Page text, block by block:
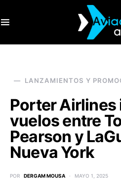
LANZAMIENTOS Y
Porter Airlines
vuelos entre
Pearson y
Nueva York
POR DERGAM MOUSA MAYO 1, 2025